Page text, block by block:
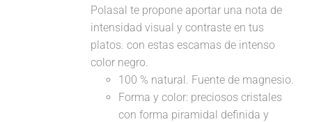
Polasal te propone aportar una nota de
intensidad visual y contraste en tus
platos. con estas escamas de intenso
color negro.
100 % natural. Fuente de magnesio.
Forma y color: preciosos cristales
con forma piramidal definida y